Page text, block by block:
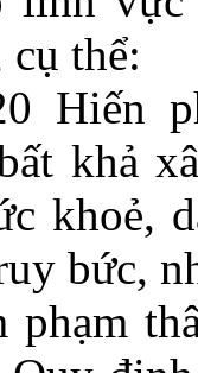
cụ thể:
Hiến
khả
khoẻ,
bức,
phạm